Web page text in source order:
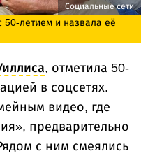
Социальные сети
летием и назвала её
, отметила 50-
в соцсетях.
видео, где
предварительно
с ним смеялись